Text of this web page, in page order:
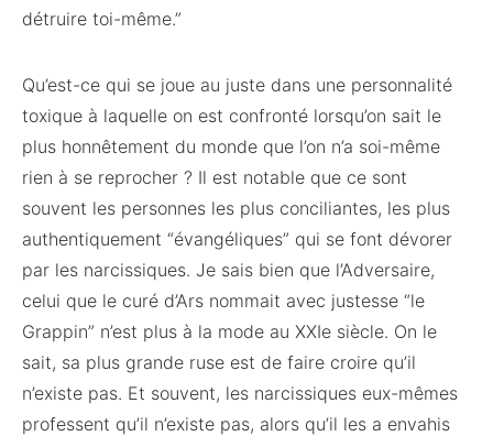
détruire toi-même.”
Qu’est-ce qui se joue au juste dans une personnalité
toxique à laquelle on est confronté lorsqu’on sait le
plus honnêtement du monde que l’on n’a soi-même
rien à se reprocher ? Il est notable que ce sont
souvent les personnes les plus conciliantes, les plus
authentiquement “évangéliques” qui se font dévorer
par les narcissiques. Je sais bien que l’Adversaire,
celui que le curé d’Ars nommait avec justesse “le
Grappin” n’est plus à la mode au XXIe siècle. On le
sait, sa plus grande ruse est de faire croire qu’il
n’existe pas. Et souvent, les narcissiques eux-mêmes
professent qu’il n’existe pas, alors qu’il les a envahis